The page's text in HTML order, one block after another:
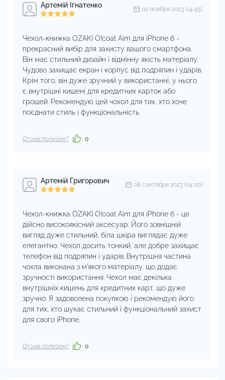
Артемій Ігнатенко 02 ноября 2023 (14:45)
Чехол-книжка OZAKI O!coat Aim для iPhone 6 -
прекрасний вибір для захисту вашого смартфона.
Він має стильний дизайн і відмінну якість матеріалу.
Чудово захищає екран і корпус від подряпин і ударів.
Крім того, він дуже зручний у використанні, у нього
є внутрішні кишені для кредитних карток або
грошей. Рекомендую цей чохол для тих, хто хоче
поєднати стиль і функціональність.
Отзыв полезен? 0
Артемій Григорович 08 сентября 2023 (04:00)
Чехол-книжка OZAKI O!coat Aim для iPhone 6 - це
дійсно високоякісний аксесуар. Його зовнішній
вигляд дуже стильний, біла шкіра виглядає дуже
елегантно. Чехол досить тонкий, але добре захищає
телефон від подряпин і ударів. Внутрішня частина
чохла виконана з м'якого матеріалу, що додає
зручності використання. Чехол має декілька
внутрішніх кишень для кредитних карт, що дуже
зручно. Я задоволена покупкою і рекомендую його
для тих, хто шукає стильний і функціональний захист
для свого iPhone.
Отзыв полезен? 0